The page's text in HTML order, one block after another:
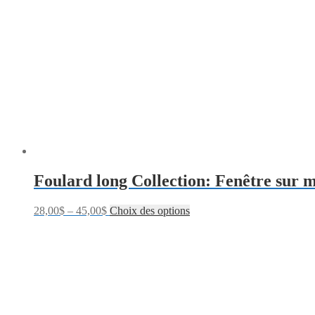
Foulard long Collection: Fenêtre sur
28,00$ – 45,00$ Choix des options